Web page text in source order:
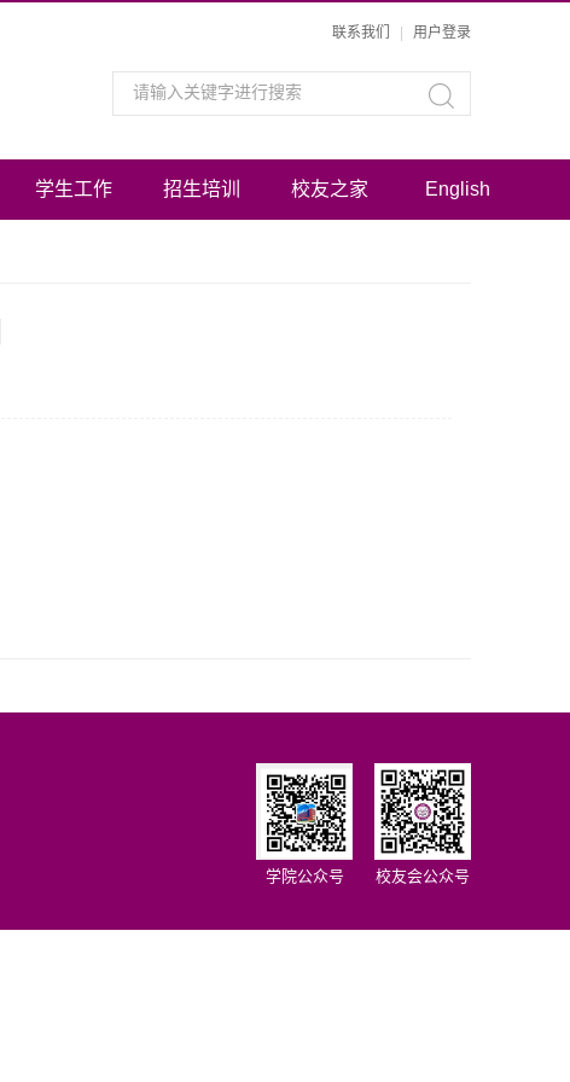
联系我们 用户登录
学生工作 招生培训 校友之家 English
学院公众号 校友会公众号